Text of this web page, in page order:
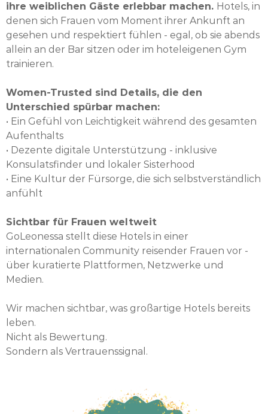
ihre weiblichen Gäste erlebbar machen. Hotels, in
denen sich Frauen vom Moment ihrer Ankunft an
gesehen und respektiert fühlen - egal, ob sie abends
allein an der Bar sitzen oder im hoteleigenen Gym
trainieren.
Women-Trusted sind Details, die den
Unterschied spürbar machen:
• Ein Gefühl von Leichtigkeit während des gesamten
Aufenthalts
• Dezente digitale Unterstützung - inklusive
Konsulatsfinder und lokaler Sisterhood
• Eine Kultur der Fürsorge, die sich selbstverständlich
anfühlt
Sichtbar für Frauen weltweit
GoLeonessa stellt diese Hotels in einer
internationalen Community reisender Frauen vor -
über kuratierte Plattformen, Netzwerke und
Medien.
Wir machen sichtbar, was großartige Hotels bereits
leben.
Nicht als Bewertung.
Sondern als Vertrauenssignal.